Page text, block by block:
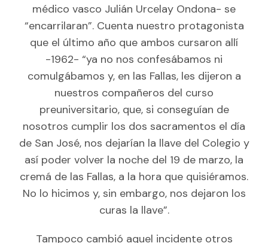
médico vasco Julián Urcelay Ondona- se
“encarrilaran”. Cuenta nuestro protagonista
que el último año que ambos cursaron allí
-1962- “ya no nos confesábamos ni
comulgábamos y, en las Fallas, les dijeron a
nuestros compañeros del curso
preuniversitario, que, si conseguían de
nosotros cumplir los dos sacramentos el día
de San José, nos dejarían la llave del Colegio y
así poder volver la noche del 19 de marzo, la
cremá de las Fallas, a la hora que quisiéramos.
No lo hicimos y, sin embargo, nos dejaron los
curas la llave”.
Tampoco cambió aquel incidente otros